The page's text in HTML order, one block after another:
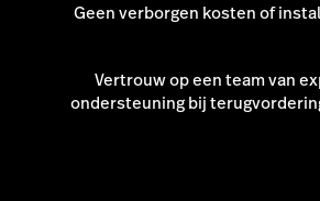
Geen verborgen kosten of
Vertrouw op een team van
ondersteuning bij